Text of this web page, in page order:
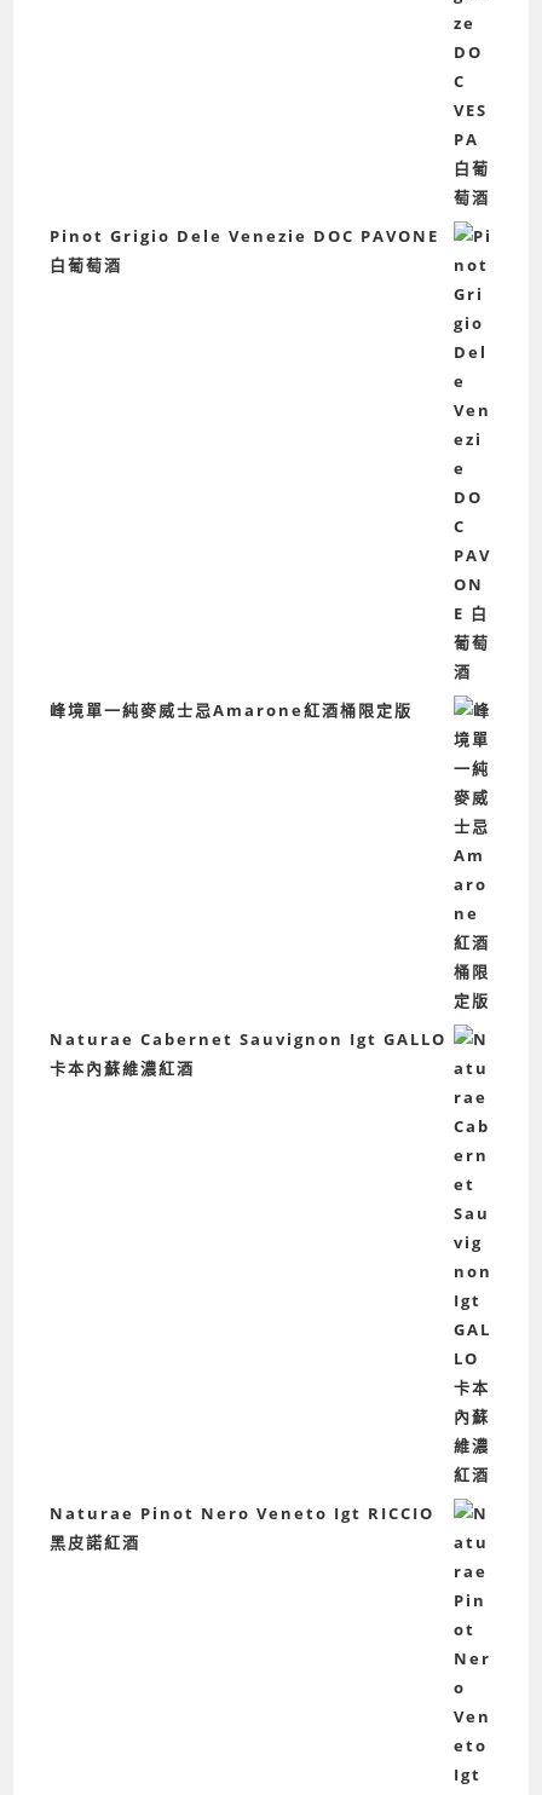
Pinot Grigio Dele Venezie DOC PAVONE
白葡萄酒
峰境單一純麥威士忌Amarone紅酒桶限定版
Naturae Cabernet Sauvignon Igt GALLO
卡本內蘇維濃紅酒
Naturae Pinot Nero Veneto Igt RICCIO
黑皮諾紅酒